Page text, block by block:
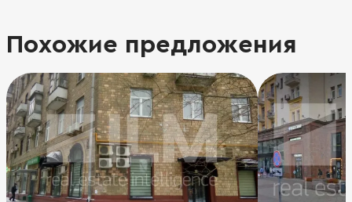
Похожие предложения